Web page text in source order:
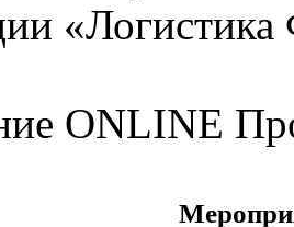
«Логистика
ONLINE